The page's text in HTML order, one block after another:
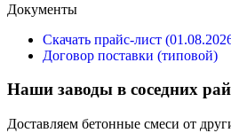
Документы
Скачать прайс-лист
Договор поставки (типовой)
Наши заводы в соседних
Доставляем бетонные смеси от